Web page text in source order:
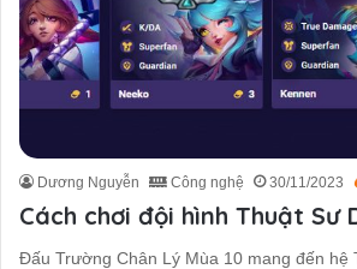
Dương Nguyễn Công nghệ 30/11/2023
Cách chơi đội hình Thuật Sư
Đấu Trường Chân Lý Mùa 10 mang đến hệ